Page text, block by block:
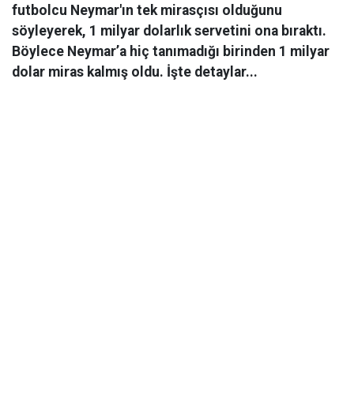
futbolcu Neymar'ın tek mirasçısı olduğunu
söyleyerek, 1 milyar dolarlık servetini ona bıraktı.
Böylece Neymar’a hiç tanımadığı birinden 1 milyar
dolar miras kalmış oldu. İşte detaylar...